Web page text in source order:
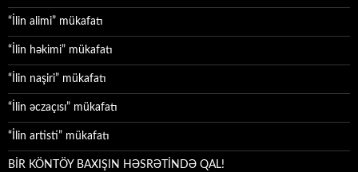
“İlin alimi” mükafatı
“İlin həkimi” mükafatı
“İlin naşiri” mükafatı
“İlin əczaçısı” mükafatı
“İlin artisti” mükafatı
BİR KÖNTÖY BAXIŞIN HƏSRƏTİNDƏ QAL!